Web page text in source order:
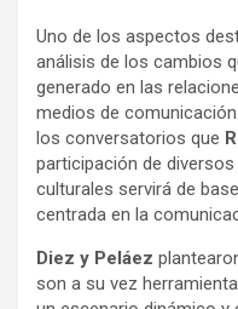
Uno de los aspectos
análisis de los cambios
generado en las
medios de
los conversatorios que
participación de
culturales servirá de
centrada en la
Diez y Peláez
son a su vez